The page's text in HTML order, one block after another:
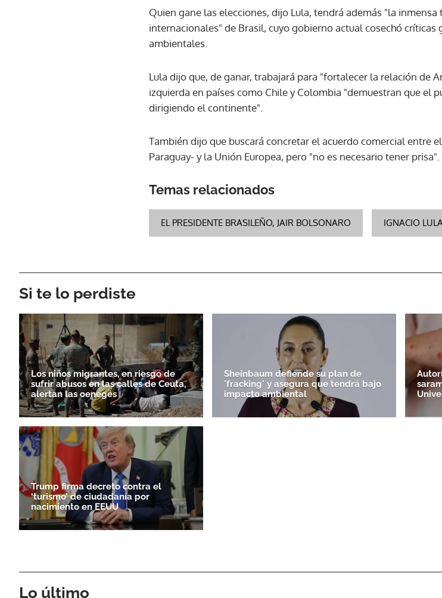
Quien gane las elecciones, dijo Lula, tendrá además "la
internacionales" de Brasil, cuyo gobierno actual cosechó
ambientales.
Lula dijo que, de ganar, trabajará para "fortalecer la relación de
izquierda en países como Chile y Colombia "demuestran que el
dirigiendo el continente".
También dijo que buscará concretar el acuerdo comercial entre
Paraguay- y la Unión Europea, pero "no es necesario tener prisa".
Temas relacionados
EL PRESIDENTE BRASILEÑO, JAIR BOLSONARO IGNACIO
Si te lo perdiste
Los niños migrantes, en riesgo de
sufrir abusos en las calles de Ceuta,
alertan las oenegés
Sheinbaum defiende su plan de
'fracking' y asegura que tendrá bajo
impacto ambiental
Trump firma decreto contra el
‘turismo’ de ciudadanía por
nacimiento en EEUU
Lo último